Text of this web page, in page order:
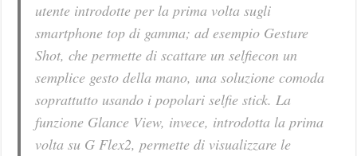
utente introdotte per la prima volta sugli
smartphone top di gamma; ad esempio Gesture
Shot, che permette di scattare un selfiecon un
semplice gesto della mano, una soluzione comoda
soprattutto usando i popolari selfie stick. La
funzione Glance View, invece, introdotta la prima
volta su G Flex2, permette di visualizzare le